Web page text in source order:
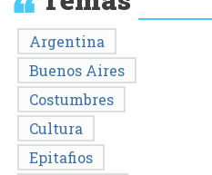
Argentina
Buenos Aires
Costumbres
Cultura
Epitafios